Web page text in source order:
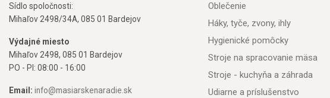
Sídlo spoločnosti:
Mihaľov 2498/34A, 085 01 Bardejov
Výdajné miesto
Mihaľov 2498, 085 01 Bardejov
PO - PI: 08:00 - 16:00
Email: info@masiarskenaradie.sk
Oblečenie
Háky, tyče, zvony, ihly
Hygienické pomôcky
Stroje na spracovanie mäsa
Stroje - kuchyňa a záhrada
Udiarne a príslušenstvo